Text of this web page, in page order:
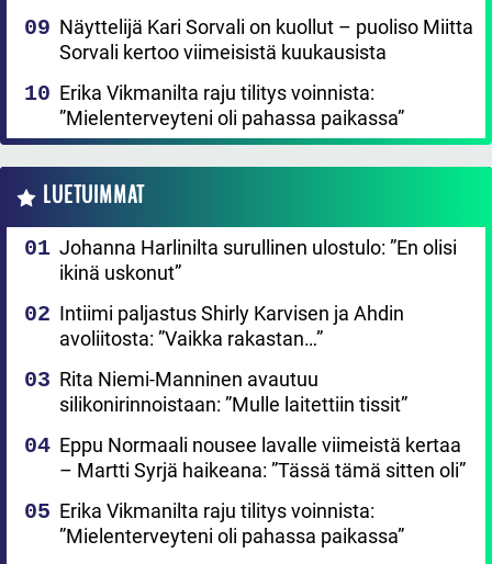
Näyttelijä Kari Sorvali on kuollut – puoliso Miitta
Sorvali kertoo viimeisistä kuukausista
Erika Vikmanilta raju tilitys voinnista:
”Mielenterveyteni oli pahassa paikassa”
LUETUIMMAT
Johanna Harlinilta surullinen ulostulo: ”En olisi
ikinä uskonut”
Intiimi paljastus Shirly Karvisen ja Ahdin
avoliitosta: ”Vaikka rakastan…”
Rita Niemi-Manninen avautuu
silikonirinnoistaan: ”Mulle laitettiin tissit”
Eppu Normaali nousee lavalle viimeistä kertaa
– Martti Syrjä haikeana: ”Tässä tämä sitten oli”
Erika Vikmanilta raju tilitys voinnista:
”Mielenterveyteni oli pahassa paikassa”